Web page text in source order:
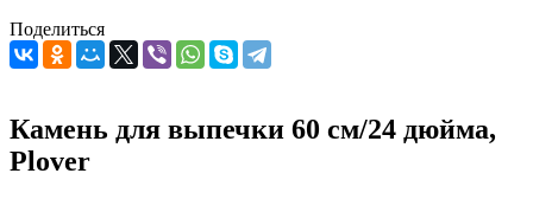
Поделиться
Камень для выпечки 60 см/24 дюйма,
Plover